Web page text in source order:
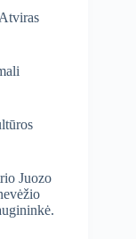
Juozo